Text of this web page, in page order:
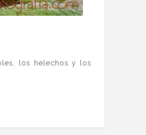
los helechos y los